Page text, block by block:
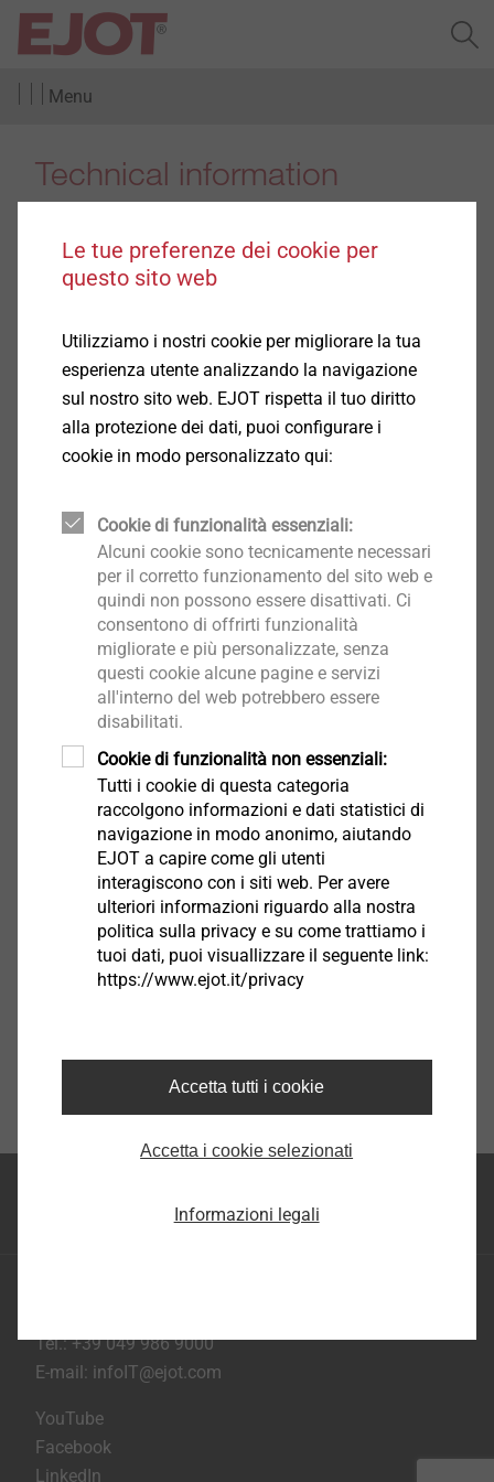
Menu
Technical information
Seleziona prodotto
Seleziona prodotto
Inizio della pagina
Tel.: +39 049 986 9000
E-mail: infoIT@ejot.com
YouTube
Facebook
LinkedIn
Le tue preferenze dei cookie per
questo sito web
Utilizziamo i nostri cookie per migliorare la tua
esperienza utente analizzando la navigazione
sul nostro sito web. EJOT rispetta il tuo diritto
alla protezione dei dati, puoi configurare i
cookie in modo personalizzato qui:
Cookie di funzionalità essenziali:
Alcuni cookie sono tecnicamente necessari
per il corretto funzionamento del sito web e
quindi non possono essere disattivati. Ci
consentono di offrirti funzionalità
migliorate e più personalizzate, senza
questi cookie alcune pagine e servizi
all'interno del web potrebbero essere
disabilitati.
Cookie di funzionalità non essenziali:
Tutti i cookie di questa categoria
raccolgono informazioni e dati statistici di
navigazione in modo anonimo, aiutando
EJOT a capire come gli utenti
interagiscono con i siti web. Per avere
ulteriori informazioni riguardo alla nostra
politica sulla privacy e su come trattiamo i
tuoi dati, puoi visuallizzare il seguente link:
https://www.ejot.it/privacy
Accetta tutti i cookie
Accetta i cookie selezionati
Informazioni legali